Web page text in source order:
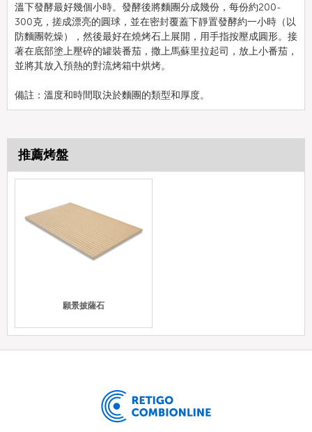
溫下發酵最好幾個小時。發酵後將麵團分成幾份，每份約200-
300克，搓成漂亮的圓球，並在密封覆蓋下靜置發酵約一小時（以
防麵團乾燥），然後最好在燒烤石上展開，用手指按壓成圓形。接
著在底部塗上壓碎的罐裝番茄，撒上馬蘇里拉起司，放上小番茄，
並將其放入預熱的對流烤箱中烘烤。
備註：溫度和時間取決於麵團的類型和厚度。
推薦烤盤
願景披薩石